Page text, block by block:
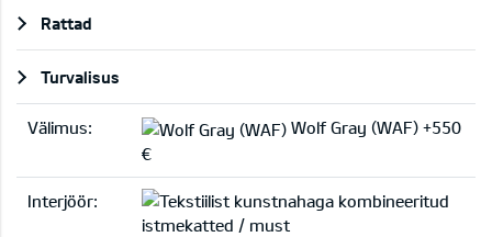
Rattad
Turvalisus
Välimus:
Wolf Gray (WAF) +550
€
Interjöör: